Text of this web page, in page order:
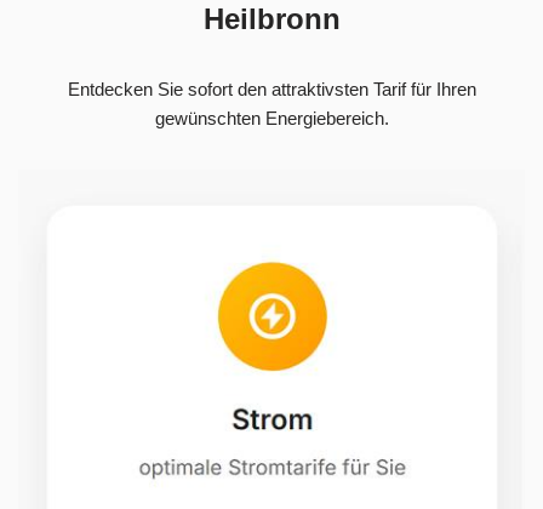
Heilbronn
Entdecken Sie sofort den attraktivsten Tarif für Ihren
gewünschten Energiebereich.